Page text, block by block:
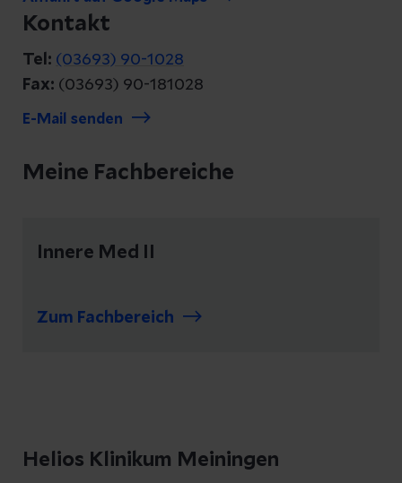
Kontakt
Tel: (03693) 90-1028
Fax: (03693) 90-181028
E-Mail senden
Meine Fachbereiche
Innere Med II
Zum Fachbereich
Helios Klinikum Meiningen